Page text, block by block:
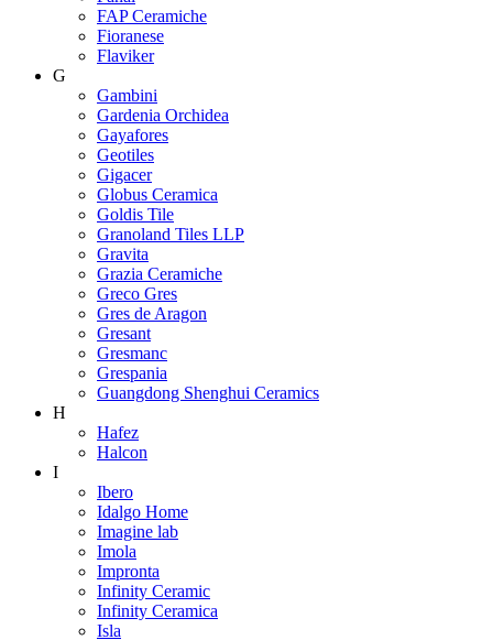
FAP Ceramiche
Fioranese
Flaviker
G
Gambini
Gardenia Orchidea
Gayafores
Geotiles
Gigacer
Globus Ceramica
Goldis Tile
Granoland Tiles LLP
Gravita
Grazia Ceramiche
Greco Gres
Gres de Aragon
Gresant
Gresmanc
Grespania
Guangdong Shenghui Ceramics
H
Hafez
Halcon
I
Ibero
Idalgo Home
Imagine lab
Imola
Impronta
Infinity Ceramic
Infinity Ceramica
Isla